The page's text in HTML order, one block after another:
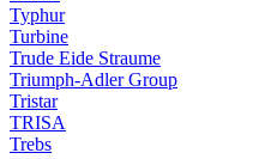
Typhur
Turbine
Trude Eide Straume
Triumph-Adler Group
Tristar
TRISA
Trebs